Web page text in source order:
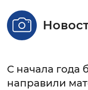
Стандартный
Без
С начала года
направили